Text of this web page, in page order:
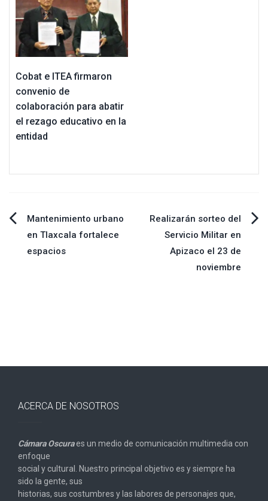
Cobat e ITEA firmaron
convenio de
colaboración para abatir
el rezago educativo en la
entidad
Navegación
de
Mantenimiento urbano
en Tlaxcala fortalece
espacios
Realizarán sorteo del
Servicio Militar en
Apizaco el 23 de
noviembre
ACERCA DE NOSOTROS
Cámara Oscuraes un medio de comunicación multimedia con
enfoque
social y cultural. Nuestro principal objetivo es y siempre ha
sido la gente, sus
historias, sus costumbres y las labores de personajes que,